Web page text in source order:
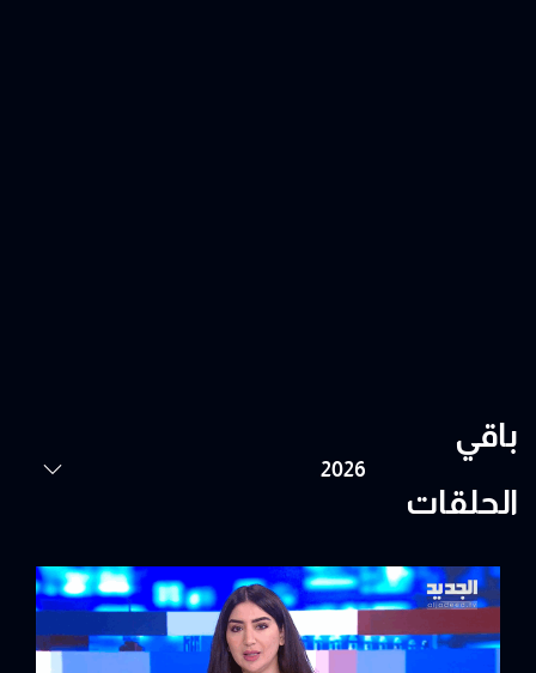
باقي
الحلقات